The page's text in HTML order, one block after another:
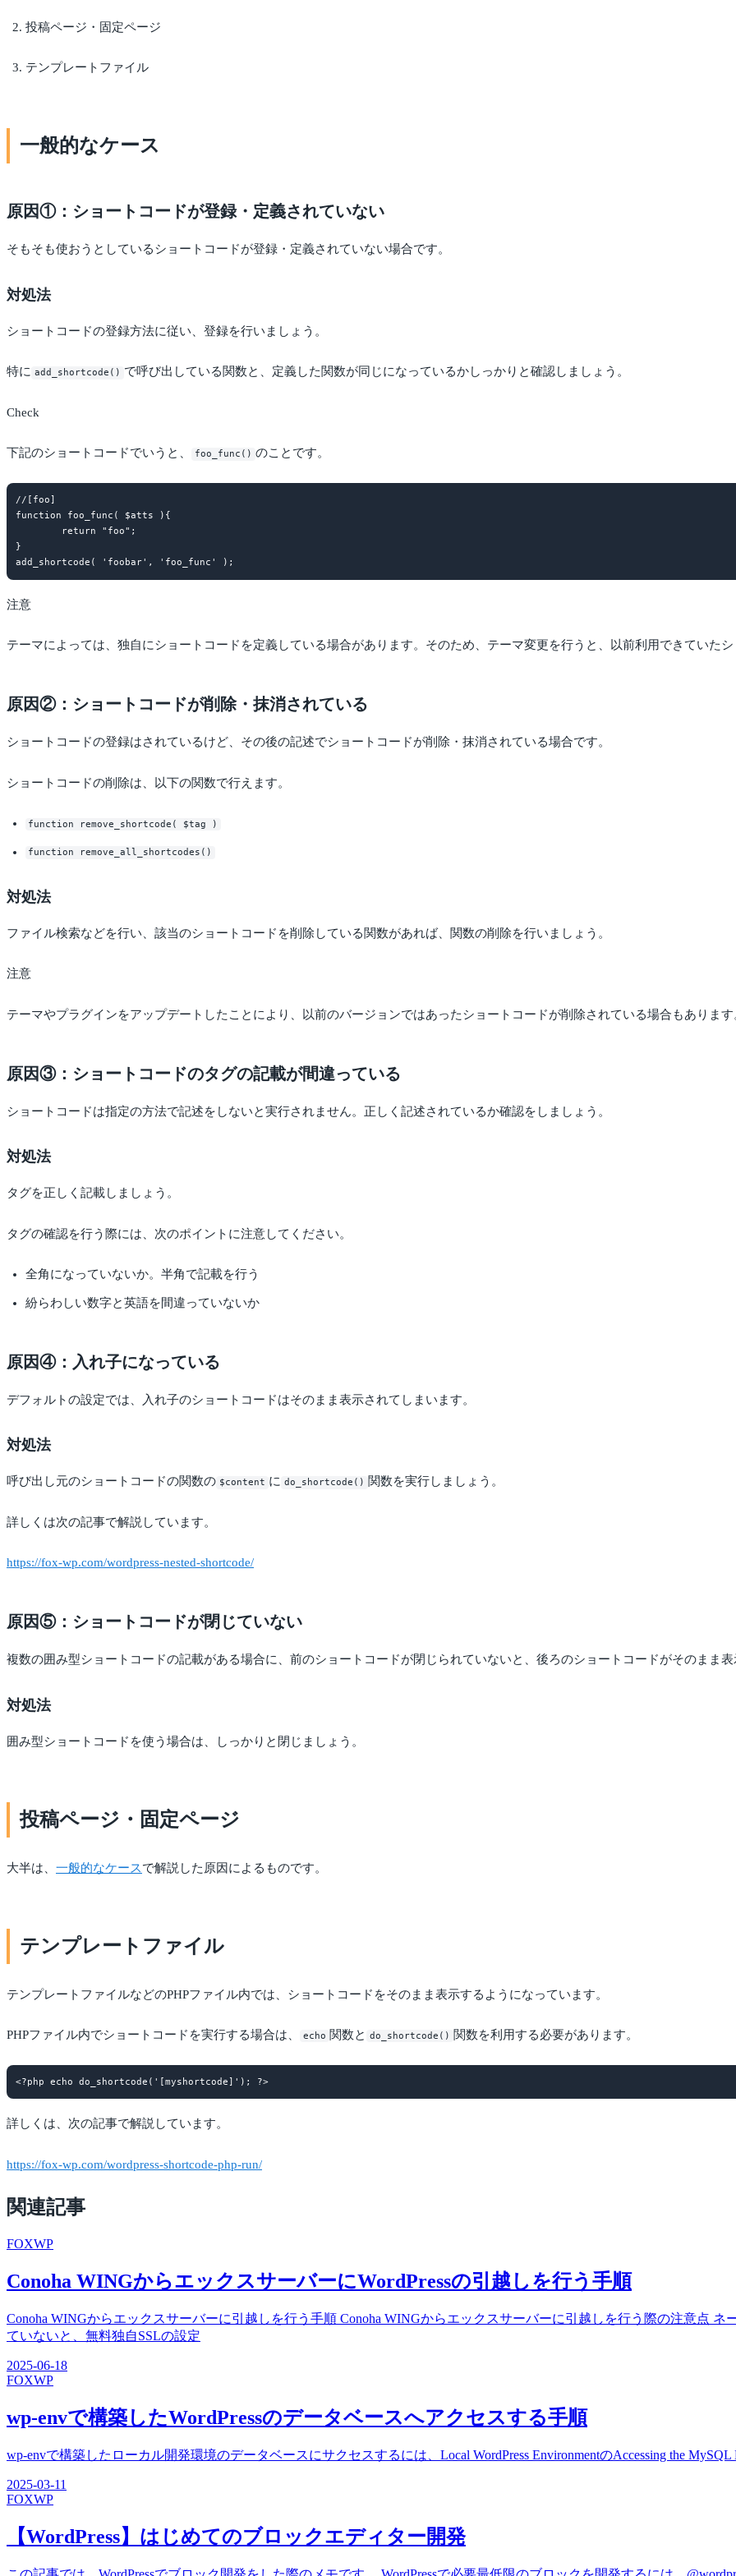
投稿ページ・固定ページ
テンプレートファイル
一般的なケース
原因①：ショートコードが登録・定義されていない
そもそも使おうとしているショートコードが登録・定義されていない場合です。
対処法
ショートコードの登録方法に従い、登録を行いましょう。
特に add_shortcode() で呼び出している関数と、定義した関数が同じになっているかしっかりと確認しましょう。
Check
下記のショートコードでいうと、 foo_func() のことです。
//[foo]
function foo_func( $atts ){
}
注意
テーマによっては、独自にショートコードを定義している場合があります。そのため、テーマ変更を行うと、以前利用できていた
原因②：ショートコードが削除・抹消されている
ショートコードの登録はされているけど、その後の記述でショートコードが削除・抹消されている場合です。
ショートコードの削除は、以下の関数で行えます。
function remove_shortcode( $tag )
function remove_all_shortcodes()
対処法
ファイル検索などを行い、該当のショートコードを削除している関数があれば、関数の削除を行いましょう。
注意
テーマやプラグインをアップデートしたことにより、以前のバージョンではあったショートコードが削除されている場合もあります
原因③：ショートコードのタグの記載が間違っている
ショートコードは指定の方法で記述をしないと実行されません。正しく記述されているか確認をしましょう。
対処法
タグを正しく記載しましょう。
タグの確認を行う際には、次のポイントに注意してください。
全角になっていないか。半角で記載を行う
紛らわしい数字と英語を間違っていないか
原因④：入れ子になっている
デフォルトの設定では、入れ子のショートコードはそのまま表示されてしまいます。
対処法
呼び出し元のショートコードの関数の $content に do_shortcode() 関数を実行しましょう。
詳しくは次の記事で解説しています。
https://fox-wp.com/wordpress-nested-shortcode/
原因⑤：ショートコードが閉じていない
複数の囲み型ショートコードの記載がある場合に、前のショートコードが閉じられていないと、後ろのショートコードがそのまま表
対処法
囲み型ショートコードを使う場合は、しっかりと閉じましょう。
投稿ページ・固定ページ
大半は、 一般的なケースで解説した原因によるものです。
テンプレートファイル
テンプレートファイルなどのPHPファイル内では、ショートコードをそのまま表示するようになっています。
PHPファイル内でショートコードを実行する場合は、 echo 関数と do_shortcode() 関数を利用する必要があります。
詳しくは、次の記事で解説しています。
https://fox-wp.com/wordpress-shortcode-php-run/
関連記事
FOXWP
Conoha WINGからエックスサーバーにWordPressの引越しを行う手順
Conoha WINGからエックスサーバーに引越しを行う手順 Conoha WINGからエックスサーバーに引越しを行う際の注意点
ていないと、無料独自SSLの設定
2025-06-18
FOXWP
wp-envで構築したWordPressのデータベースへアクセスする手順
wp-envで構築したローカル開発環境のデータベースにサクセスするには、Local WordPress EnvironmentのAccessing the
2025-03-11
FOXWP
【WordPress】はじめてのブロックエディター開発